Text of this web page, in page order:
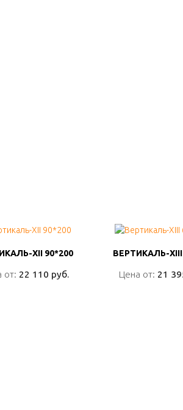
XII 90*200
от: 22 110 руб.
XII 90*200
от: 22 110 руб.
ВЕРТИКАЛЬ-XIII
Цена от: 21
ВЕРТИКАЛЬ-XIII
Цена от: 21